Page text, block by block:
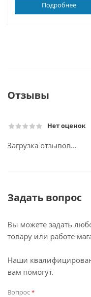
Подробнее
Отзывы
Нет оценок
Загрузка отзывов...
Задать вопрос
Вы можете задать
товару или работе
Наши
вам помогут.
Вопрос*